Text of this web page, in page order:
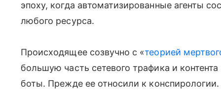
эпоху, когда автоматизированные агенты
любого ресурса.
Происходящее созвучно с «теорией
большую часть сетевого трафика и
боты. Прежде ее относили к